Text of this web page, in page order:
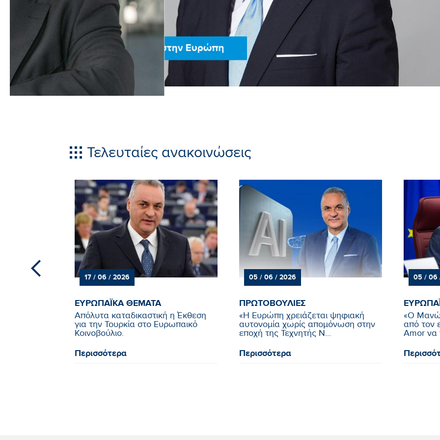
Δυνατή Ελλάδα στην Ευρώπη
Τελευταίες ανακοινώσεις
17 / 06 / 2026
ΕΥΡΩΠΑΪΚΑ ΘΕΜΑΤΑ
Απόλυτα καταδικαστική η Έκθεση
για την Τουρκία στο Ευρωπαικό
Κοινοβούλιο.
Περισσότερα
05 / 06 / 2026
ΠΡΩΤΟΒΟΥΛΙΕΣ
«Η Ευρώπη χρειάζεται ψηφιακή
αυτονομία χωρίς απομόνωση στην
εποχή της Τεχνητής Ν...
Περισσότερα
05 / 06
«Ο
από τον
Amor να